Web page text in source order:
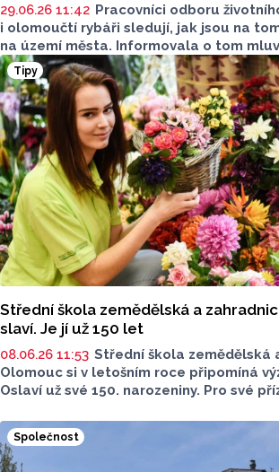
29.06.26 11:42 Pracovníci odboru
i olomoučtí rybáři sledují, jak jsou na
na území města. Informovala o tom
Olomouce Lenka Jedličková. Na kvalitu
dopad extrémní teploty, které Českou
v posledních dnech sužují.
Tipy
Střední škola zemědělská a
slaví. Je jí už 150 let
08.06.26 11:53 Střední škola zemědělská
Olomouc si v letošním roce připomíná
Oslaví už své 150. narozeniny. Pro své
vás čeká?
Společnost